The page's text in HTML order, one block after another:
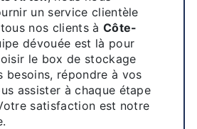
un service clientèle
nos clients à Côte-
dévouée est là pour
le box de stockage
besoins, répondre à vos
assister à chaque étape
satisfaction est notre